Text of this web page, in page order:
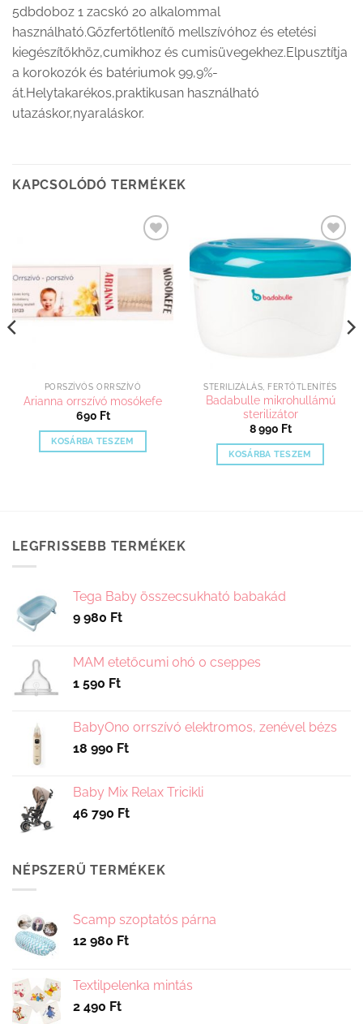
5dbdoboz 1 zacskó 20 alkalommal
használható.Gőzfertőtlenítő mellszívóhoz és etetési
kiegészítőkhöz,cumikhoz és cumisüvegekhez.Elpusztítja
a korokozók és batériumok 99,9%-
át.Helytakarékos,praktikusan használható
utazáskor,nyaraláskor.
KAPCSOLÓDÓ TERMÉKEK
PORSZÍVÓS ORRSZÍVÓ
Arianna orrszívó mosókefe
690 Ft
KOSÁRBA TESZEM
Kedvenceimhez
adom
STERILIZÁLÁS, FERTŐTLENÍTÉS
Badabulle mikrohullámú
sterilizátor
8 990 Ft
KOSÁRBA TESZEM
LEGFRISSEBB TERMÉKEK
Tega Baby összecsukható babakád
9 980 Ft
MAM etetőcumi 0hó 0 cseppes
1 590 Ft
BabyOno orrszívó elektromos, zenével bézs
18 990 Ft
Baby Mix Relax Tricikli
46 790 Ft
NÉPSZERŰ TERMÉKEK
Scamp szoptatós párna
12 980 Ft
Textilpelenka mintás
2 490 Ft